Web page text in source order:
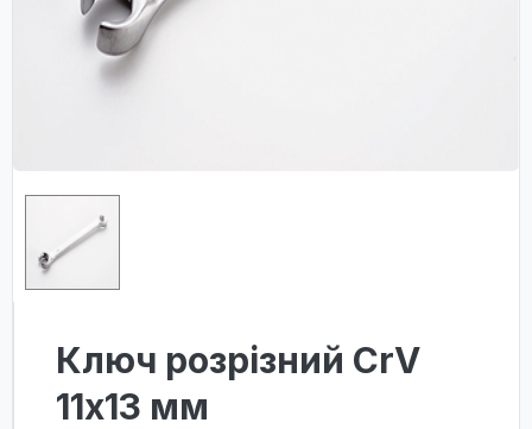
Ключ розрізний CrV
11x13 мм